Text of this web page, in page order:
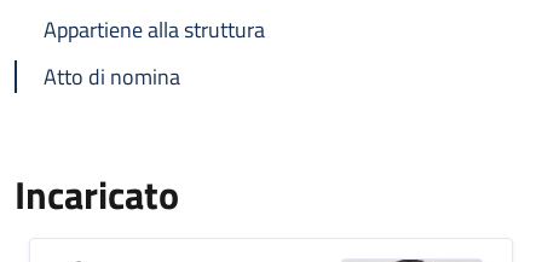
Appartiene alla struttura
Atto di nomina
Incaricato